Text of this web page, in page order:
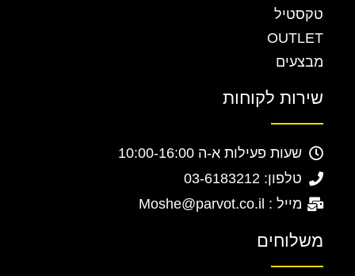
טקסטיל
OUTLET
מבצעים
שירות לקוחות
שעות פעילות א-ה 10:00-16:00
טלפון: 03-6183212
מייל : Moshe@parvot.co.il
משלוחים